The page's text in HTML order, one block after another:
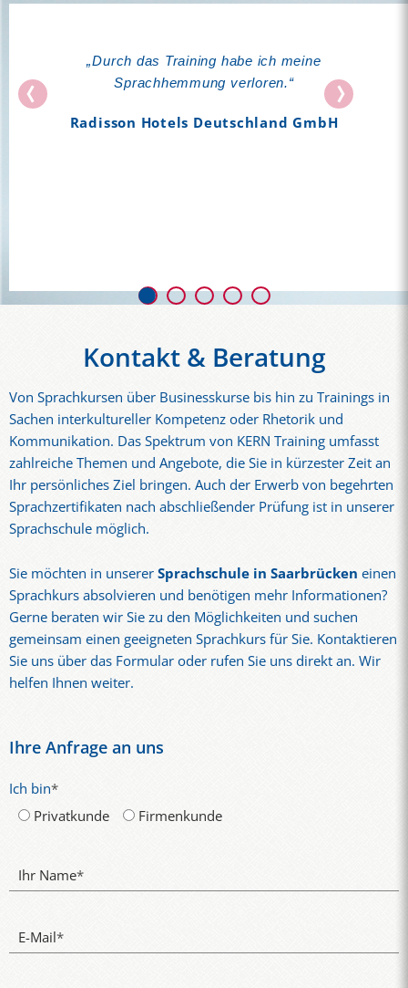
"I'm super, super happy with your lessons: very
well structured, interactive, with a lot of content
and also, FUN (...). Your lessons motivate me a
lot and make me want to keep on learning
„Durch das Training habe ich meine
Sprachhemmung verloren.“
Radisson Hotels Deutschland GmbH
Kontakt & Beratung
Von Sprachkursen über Businesskurse bis hin zu Trainings in
Sachen interkultureller Kompetenz oder Rhetorik und
Kommunikation. Das Spektrum von KERN Training umfasst
zahlreiche Themen und Angebote, die Sie in kürzester Zeit an
Ihr persönliches Ziel bringen. Auch der Erwerb von begehrten
Sprachzertifikaten nach abschließender Prüfung ist in unserer
Sprachschule möglich.
Sie möchten in unsererSprachschule in Saarbrücken einen
Sprachkurs absolvieren und benötigen mehr Informationen?
Gerne beraten wir Sie zu den Möglichkeiten und suchen
gemeinsam einen geeigneten Sprachkurs für Sie. Kontaktieren
Sie uns über das Formular oder rufen Sie uns direkt an. Wir
helfen Ihnen weiter.
Ihre Anfrage an uns
Ich bin*
Privatkunde
Firmenkunde
Ihr Name*
E-Mail*